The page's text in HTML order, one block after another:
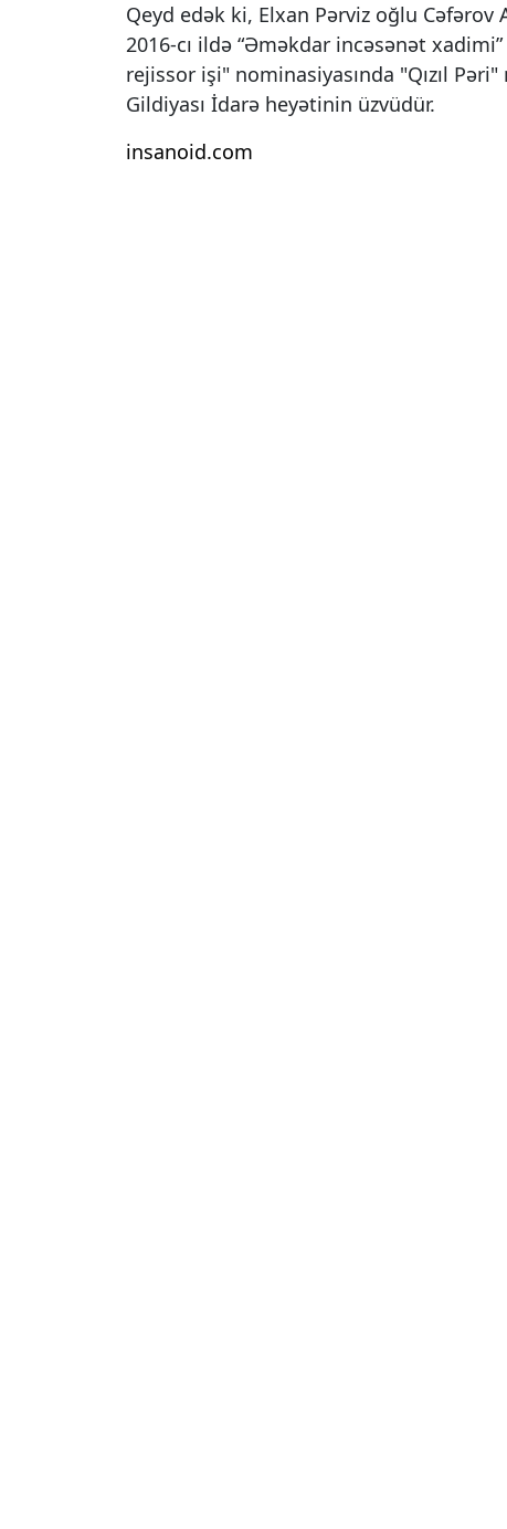
Qeyd edək ki, Elxan Pərviz oğlu Cəfərov
2016-cı ildə “Əməkdar incəsənət
rejissor işi" nominasiyasında "Qızıl
Gildiyası İdarə heyətinin üzvüdür.
insanoid.com